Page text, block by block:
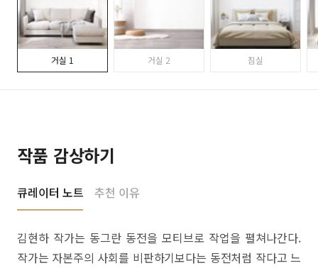
거실 1 거실 2 침실
작품 감상하기
큐레이터 노트 추천 이유
김현하 작가는 동그란 동전을 모티브로 작업을 펼쳐나간다.
작가는 자본주의 사회를 비판하기보다는 동전처럼 작다고 느